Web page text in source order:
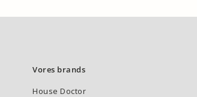
Vores brands
House Doctor